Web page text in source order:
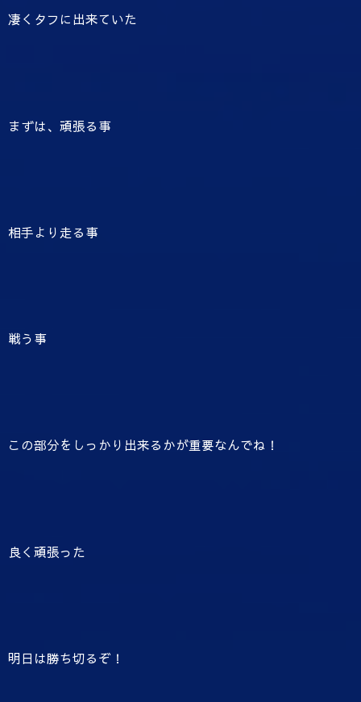
凄くタフに出来ていた
まずは、頑張る事
相手より走る事
戦う事
この部分をしっかり出来るかが重要なんでね！
良く頑張った
明日は勝ち切るぞ！